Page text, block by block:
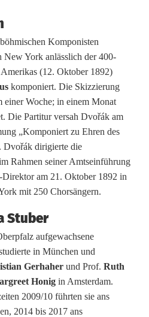
Komponisten
New York anlässlich der 400-
(12. Oktober 1892)
komponiert. Die Skizzierung
einer Woche; in einem Monat
Die Partitur versah Dvořák am
„Komponiert zu Ehren des
Dvořák dirigierte die
Rahmen seiner Amtseinführung
am 21. Oktober 1892 in
mit 250 Chorsängern.
Stuber
aufgewachsene
in München und
Gerhaher und Prof. Ruth
Honig in Amsterdam.
2009/10 führten sie ans
2014 bis 2017 ans